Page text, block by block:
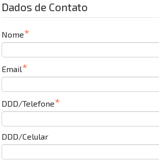
Dados de Contato
Nome
Email
DDD/Telefone
DDD/Celular